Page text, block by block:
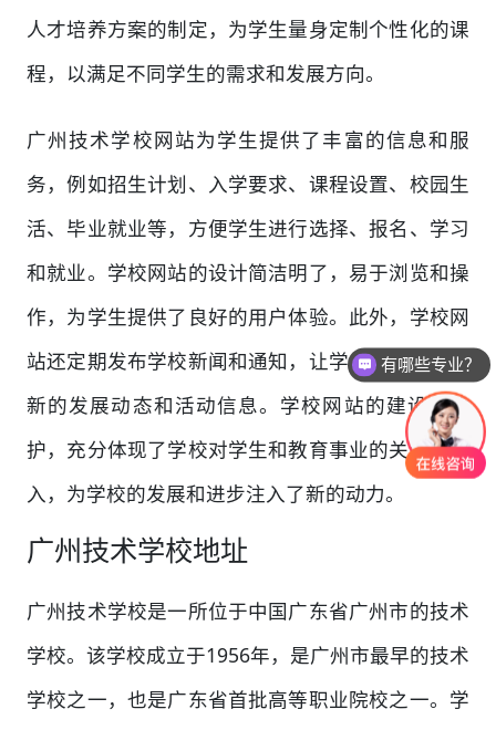
人才培养方案的制定，为学生量身定制个性化的课
程，以满足不同学生的需求和发展方向。
广州技术学校网站为学生提供了丰富的信息和服
务，例如招生计划、入学要求、课程设置、校园生
活、毕业就业等，方便学生进行选择、报名、学习
和就业。学校网站的设计简洁明了，易于浏览和操
作，为学生提供了良好的用户体验。此外，学校网
站还定期发布学校新闻和通知，让学生了解学校最
新的发展动态和活动信息。学校网站的建设和维
护，充分体现了学校对学生和教育事业的关注和投
入，为学校的发展和进步注入了新的动力。
广州技术学校地址
广州技术学校是一所位于中国广东省广州市的技术
学校。该学校成立于1956年，是广州市最早的技术
学校之一，也是广东省首批高等职业院校之一。学
有哪些专业？